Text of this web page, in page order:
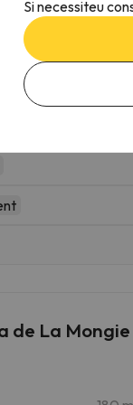
de La
Si necessiteu